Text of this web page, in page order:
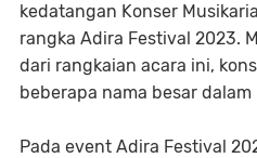
kedatangan Konser
rangka Adira Festival 2023.
dari rangkaian acara ini,
beberapa nama besar
Pada event Adira Festival